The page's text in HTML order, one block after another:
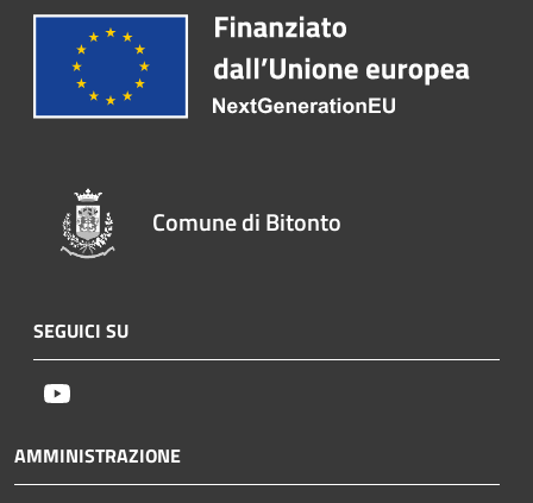
Comune di Bitonto
SEGUICI SU
AMMINISTRAZIONE